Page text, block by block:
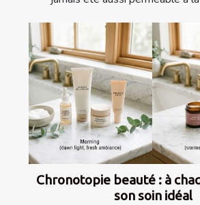
Chronotopie beauté : à
son soin idéal